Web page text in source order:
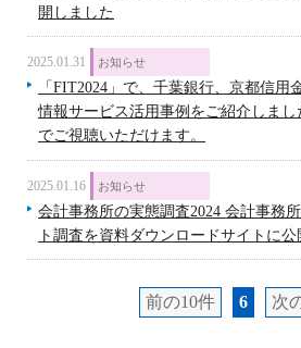
開しました
2025.01.31 お知らせ
「FIT2024」で、千葉銀行、京都信用
情報サービス活用事例をご紹介しま
でご視聴いただけます。
2025.01.16 お知らせ
会計事務所の実態調査2024 会計事務
ト調査を資料ダウンロードサイトに
前の10件 6 次